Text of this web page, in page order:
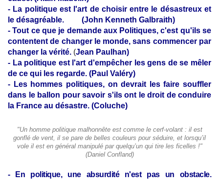
- La politique est l'art de choisir entre le désastreux et
le désagréable.
(John Kenneth Galbraith)
- Tout ce que je demande aux Politiques, c'est qu'ils se
contentent de changer le monde, sans commencer par
changer la vérité. (Jean Paulhan)
- La politique est l'art d'empêcher les gens de se mêler
de ce qui les regarde. (Paul Valéry)
- Les hommes politiques, on devrait les faire souffler
dans le ballon pour savoir s'ils ont le droit de conduire
la France au désastre. (Coluche)
"Un homme politique malhonnête est comme le cerf-volant : il est
gonflé de vent, il se pare de belles couleurs pour séduire, et lorsqu’il
vole il est en général manipulé par quelqu’un qui tire les ficelles !"
(Daniel Confland)
- En politique, une absurdité n'est pas un obstacle.